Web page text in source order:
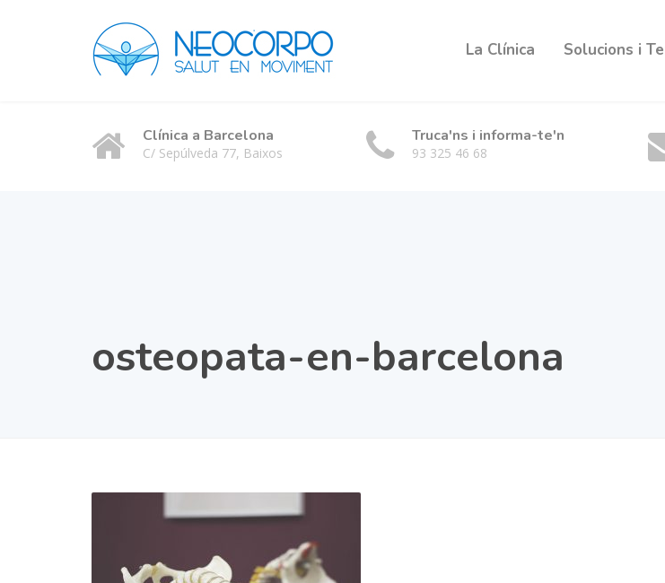
La Clínica Solucions i
Clínica a Barcelona
C/ Sepúlveda 77, Baixos
Truca'ns i informa-te'n
93 325 46 68
osteopata-en-barcelona